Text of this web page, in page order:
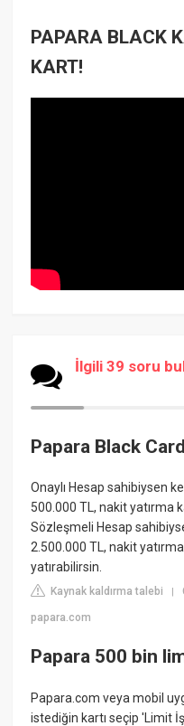
PAPARA BLACK
KART!
İlgili 39 soru
Papara Black
Onaylı Hesap sahibiysen
500.000 TL, nakit yatırma
Sözleşmeli Hesap
2.500.000 TL, nakit
yatırabilirsin.
Kaynak kaldırma talebi |
papara.com
Papara 500 bin
Papara.com veya mobil
istediğin kartı seçip 'Limit